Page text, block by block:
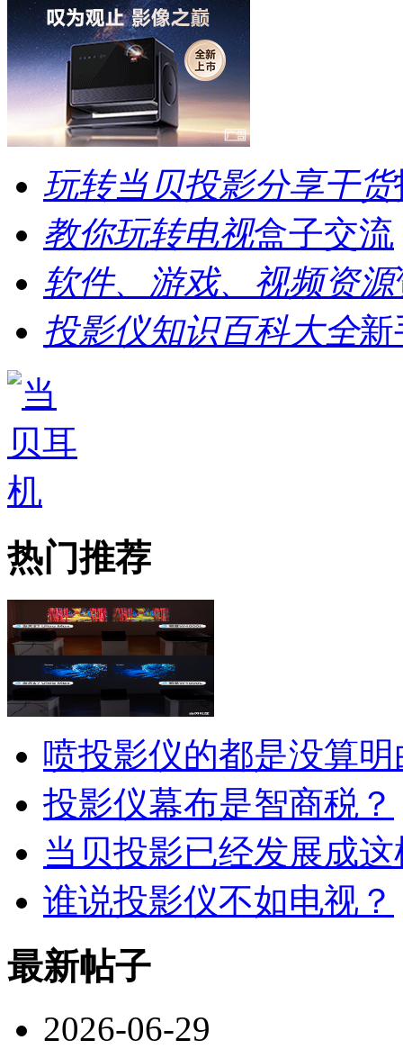
玩转当贝投影分享干货
教你玩转电视盒子交流
软件、游戏、视频资源
投影仪知识百科大全新
热门推荐
喷投影仪的都是没算
投影仪幕布是智商税？
当贝投影已经发展成
谁说投影仪不如电视？
最新帖子
2026-06-29